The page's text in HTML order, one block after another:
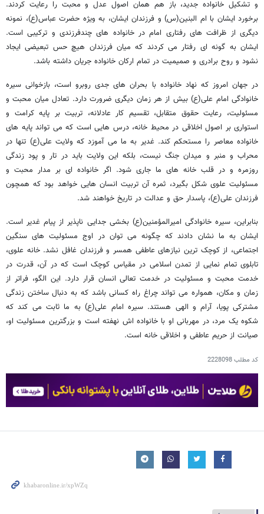
و تشکیل خانواده جدید، باز هم همان اصول عدل و محبت را رعایت کردند.
برخورد ایشان با ام البنین(س) و فرزندان ایشان، به ویژه حضرت عباس(ع)، نمونه
دیگری از ظرافت های رفتاری امام در خانواده های چندفرزندی و ترکیبی است.
ایشان به گونه ای رفتار می کردند که میان فرزندان هیچ حس تبعیضی ایجاد
نشود و روح برادری و صمیمیت در تمام ارکان خانواده جریان داشته باشد.
در جهان امروز که نهاد خانواده با بحران های جدی روبرو است، بازخوانی سیره
خانوادگی امام علی(ع) بیش از هر زمان دیگری ضرورت دارد. تعادل میان محبت و
مسئولیت، رعایت حقوق متقابل، تقسیم کار عادلانه، تربیت بر پایه کرامت و
استواری بر اصول اخلاقی در محیط خانه، درس هایی است که می تواند پایه های
خانواده معاصر را مستحکم کند. غدیر به ما می آموزد که ولایت علی(ع) تنها در
محراب و منبر و میدان جنگ نیست، بلکه این ولایت باید در تار و پود زندگی
روزمره و در قلب خانه های ما جاری شود. اگر خانواده ای بر مدار محبت و
مسئولیت علوی شکل بگیرد، ثمره آن تربیت انسان هایی خواهد بود که همچون
فرزندان علی(ع)، پاسدار حق و عدالت در تاریخ خواهند شد.
بنابراین، سیره خانوادگی امیرالمؤمنین(ع) بخشی جدایی ناپذیر از پیام غدیر است.
ایشان به ما نشان دادند که چگونه می توان در اوج مسئولیت های سنگین
اجتماعی، از کوچک ترین نیازهای عاطفی همسر و فرزندان غافل نشد. خانه علوی،
تابلوی تمام نمایی از تمدن اسلامی در مقیاس کوچک است که در آن، قدرت در
خدمت محبت و مسئولیت در خدمت تعالی انسان قرار دارد. این الگو، فراتر از
زمان و مکان، همواره می تواند چراغ راه کسانی باشد که به دنبال ساختن زندگی
مشترکی پویا، آرام و الهی هستند. سیره امام علی(ع) به ما ثابت می کند که
شکوه یک مرد، در مهربانی او با خانواده اش نهفته است و بزرگترین مسئولیت او،
صیانت از حریم عاطفی و اخلاقی خانه است.
کد مطلب2228098